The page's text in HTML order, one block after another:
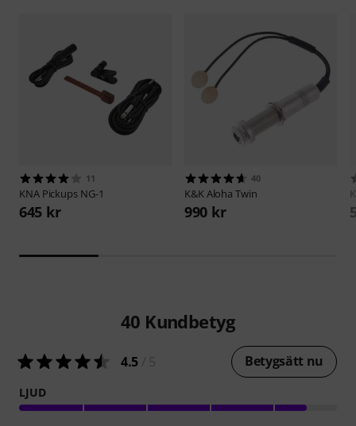
11
KNA Pickups NG-1
645 kr
40
K&KAloha Twin
990 kr
40 Kundbetyg
4.5 Betygsätt nu
LJUD